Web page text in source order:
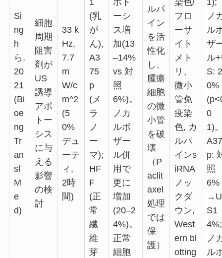
Si
ng
h
ら,
20
21
(Bi
oe
ng
Tr
an
sl
M
e
d)
細胞
周期
阻害
剤が
US
誘導
アポ
トー
シス
に与
える
影響
の検
討
33 k
Hz,
7.7
m
W/c
m^2
(5
0%
デュ
ーテ
ィ,
2時
間)
1
(乳
が
ん),
A3
75
p
(メ
ラ
ノ
ー
マ);
HF
F
(正
常
繊
維
芽
ポト
ーシ
ス増
加(13
–14%
vs 対
照
6%)。
ノカ
ルボ
ザー
ル併
用で
更に
増加
(20–2
4%)。
正常
細胞
ルパ
イン
を活
性化
し、
腫瘍
細胞
の微
小管
を破
壊
（P
aclit
axel
処理
では
保
護）
染色/
フロ
ーサ
イト
メト
リ、
微小
管免
疫染
色, カ
ルパ
インs
iRNA
ノッ
クダ
ウン,
West
ern bl
otting
1);
ノ
ル
ザ
ル
S: 2
0%
0
1)
p:
照
6%
→U
S1
4%;
ノ
ル